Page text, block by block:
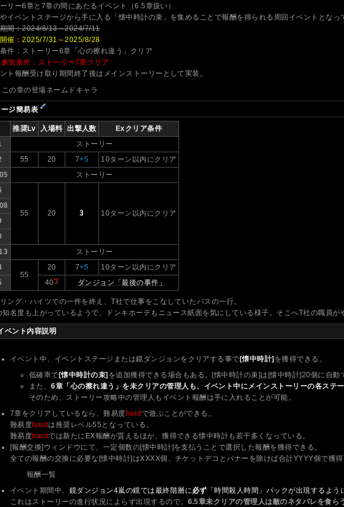
リー6章と7章の間にあたるイベント（6.5章扱い）
イベントステージから手に入る「懐中時計の束」を集めることで報酬を得られる周回イベントとなっ
間：2024/6/13～2024/7/11
催：2025/7/31～2025/8/28
件：ストーリー6章「心の擦れ違う」クリア
加条件：ストーリー7章クリア
ト報酬受け取り期間終了後はメインストーリーとして実装。
この章の登場ネームドキャラ
ージ簡易表
推奨Lv 入場料 出撃人数
Exクリア条件
ストーリー
55 20 7+5
10ターン以内にクリア
ストーリー
55 20 3 10ターン以内にクリア
ストーリー
55
20 7+5
10ターン以内にクリア
40*2 ダンジョン「最後の事件」
ング・ハイツでの一件を終え、T社で仕事をこなしていたバスの一行。
知名度も上がっているようで、ドンキホーテもニュース紙面を気にしている様子。そこへT社の職員が
ベント内容説明
イベント中、イベントステージまたは鏡ダンジョンをクリアする事で[懐中時計]を獲得できる。
低確率で [懐中時計の束] を追加獲得できる場合もある。[懐中時計の束]は[懐中時計]20個に自動
また、6章「心の擦れ違う」を未クリアの管理人も、イベント中にメインストーリーの各ステ
そのため、ストーリー攻略中の管理人もイベント報酬は手に入れることが可能。
7章をクリアしているなら、難易度hard で遊ぶことができる。
難易度hard は推奨レベル55となっている。
難易度hardでは新たにEX報酬が貰えるほか、獲得できる懐中時計も若干多くなっている。
[報酬交換]ウィンドウにて、一定個数の[懐中時計]を支払うことで選択した報酬を獲得できる。
全ての報酬の交換に必要な[懐中時計]はXXXX個、チケットデコとバナーを除けば合計YYYY個で獲得
報酬一覧
イベント期間中、 鏡ダンジョン4嵐の鏡では最終階層に必ず 「時間殺人時間」パックが出現するよう
これはストーリーの進行状況によらず出現するので、 6.5章未クリアの管理人は敵のネタバレを食らう